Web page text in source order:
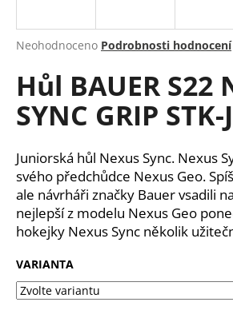
Průměrné
produktu
je
0,0
z
hvězdiček.
Neohodnoceno Podrobnosti hodnocení
Hůl BAUER S22
SYNC GRIP STK-
Juniorská hůl Nexus Sync. Nexus
svého předchůdce Nexus Geo.
ale návrháři značky Bauer vsadili
nejlepší z modelu Nexus Geo
hokejky Nexus Sync několik
VARIANTA
j
t
?
HLEDAT
D
o
p